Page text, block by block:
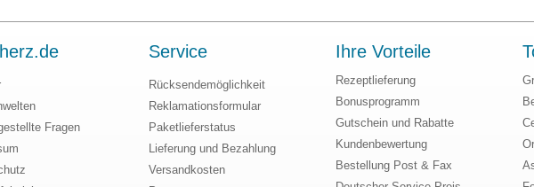
Fragen
Service
Rücksendemöglichkeit
Reklamationsformular
Paketlieferstatus
Lieferung und Bezahlung
Versandkosten
Ihre Vorteile
Rezeptlieferung
Bonusprogramm
Gutschein und Rabatte
Kundenbewertung
Bestellung Post & Fax